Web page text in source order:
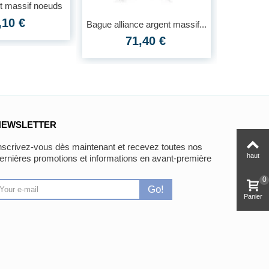
massif noeuds
€ Bague alliance argent massif...
71,40 €
vous dès maintenant et recevez toutes nos
promotions et informations en avant-première
Go!
haut
Panier
0